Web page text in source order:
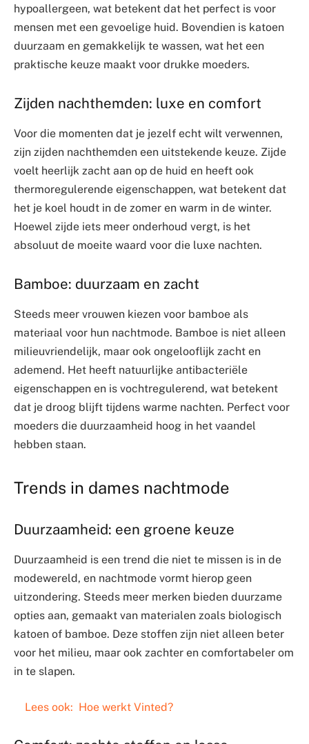
hypoallergeen, wat betekent dat het perfect is voor
mensen met een gevoelige huid. Bovendien is katoen
duurzaam en gemakkelijk te wassen, wat het een
praktische keuze maakt voor drukke moeders.
Zijden nachthemden: luxe en comfort
Voor die momenten dat je jezelf echt wilt verwennen,
zijn zijden nachthemden een uitstekende keuze. Zijde
voelt heerlijk zacht aan op de huid en heeft ook
thermoregulerende eigenschappen, wat betekent dat
het je koel houdt in de zomer en warm in de winter.
Hoewel zijde iets meer onderhoud vergt, is het
absoluut de moeite waard voor die luxe nachten.
Bamboe: duurzaam en zacht
Steeds meer vrouwen kiezen voor bamboe als
materiaal voor hun nachtmode. Bamboe is niet alleen
milieuvriendelijk, maar ook ongelooflijk zacht en
ademend. Het heeft natuurlijke antibacteriële
eigenschappen en is vochtregulerend, wat betekent
dat je droog blijft tijdens warme nachten. Perfect voor
moeders die duurzaamheid hoog in het vaandel
hebben staan.
Trends in dames nachtmode
Duurzaamheid: een groene keuze
Duurzaamheid is een trend die niet te missen is in de
modewereld, en nachtmode vormt hierop geen
uitzondering. Steeds meer merken bieden duurzame
opties aan, gemaakt van materialen zoals biologisch
katoen of bamboe. Deze stoffen zijn niet alleen beter
voor het milieu, maar ook zachter en comfortabeler om
in te slapen.
Lees ook: Hoe werkt Vinted?